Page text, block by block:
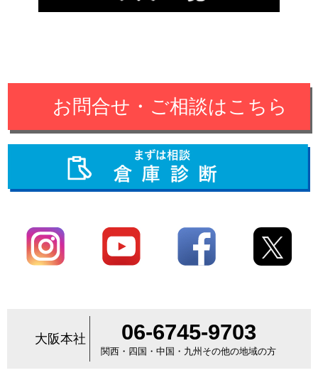
お問合せ・ご相談はこちら
大阪本社 06-6745-9703
関西・四国・中国・九州その他の地域の方